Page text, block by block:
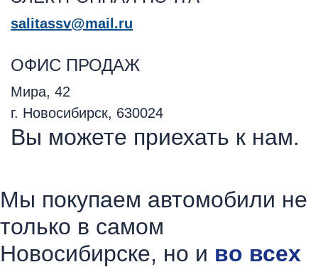
salitassv@mail.ru
ОФИС ПРОДАЖ
Мира, 42
г. Новосибирск, 630024
Вы можете приехать к нам.
Мы покупаем автомобили не
только в самом
Новосибирске, но и во всех